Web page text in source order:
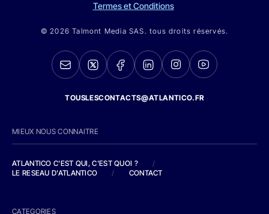
Termes et Conditions
© 2026 Talmont Media SAS. tous droits réservés.
TOUSLESCONTACTS@ATLANTICO.FR
MIEUX NOUS CONNAITRE
ATLANTICO C'EST QUI, C'EST QUOI ?
/
LE RESEAU D'ATLANTICO
/ CONTACT
CATEGORIES